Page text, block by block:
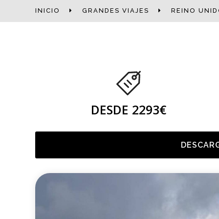
INICIO GRANDES VIAJES REINO
DESDE 2293€